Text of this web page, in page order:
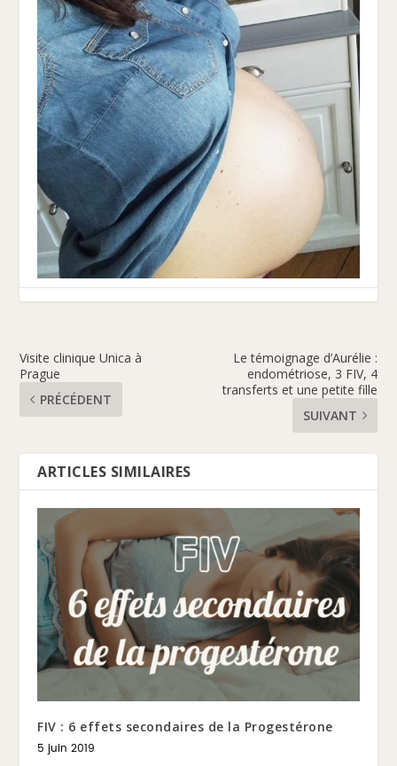
Visite clinique Unica à
Prague
PRÉCÉDENT
Le témoignage d’Aurélie :
endométriose, 3 FIV, 4
transferts et une petite fille
SUIVANT
ARTICLES SIMILAIRES
FIV : 6 effets secondaires de la Progestérone
5 juin 2019